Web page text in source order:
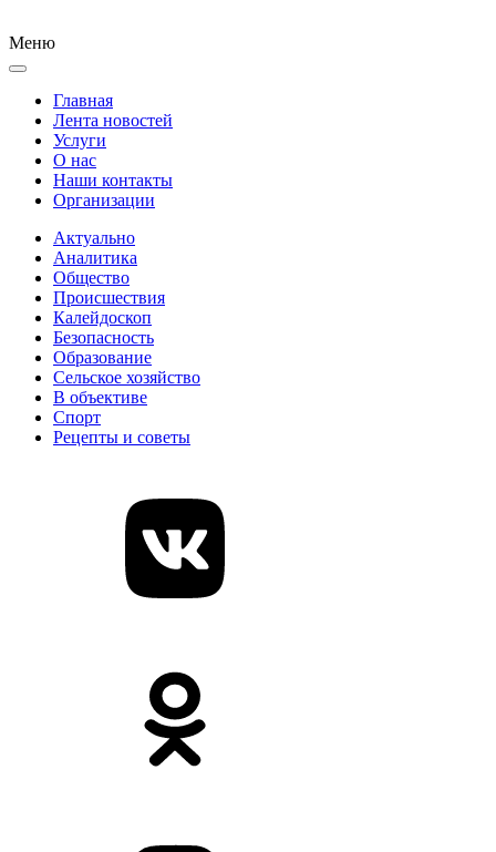
Меню
Главная
Лента новостей
Услуги
О нас
Наши контакты
Организации
Актуально
Аналитика
Общество
Происшествия
Калейдоскоп
Безопасность
Образование
Сельское хозяйство
В объективе
Спорт
Рецепты и советы